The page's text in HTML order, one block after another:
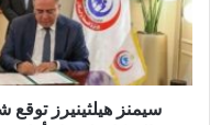
مع
وزارة
الصحة
والسكان
لإنشاءسيمنز هيلثينيرز